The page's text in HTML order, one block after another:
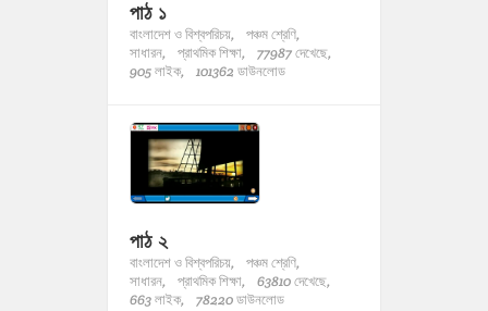
পাঠ ১
বাংলাদেশ ও বিশ্বপরিচয়,
পঞ্চম শ্রেণি,
সাধারন,
প্রাথমিক শিক্ষা,
77987 দেখেছে,
905 লাইক,
101362 ডাউনলোড
পাঠ ২
বাংলাদেশ ও বিশ্বপরিচয়,
পঞ্চম শ্রেণি,
সাধারন,
প্রাথমিক শিক্ষা,
63810 দেখেছে,
663 লাইক,
78220 ডাউনলোড